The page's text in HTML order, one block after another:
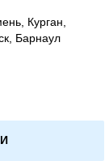
Курган,
Барнаул